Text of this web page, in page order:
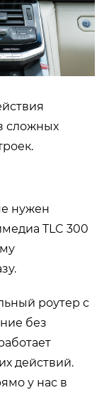
сложных
нужен
TLC 300
роутер с
без
действий.
у нас в